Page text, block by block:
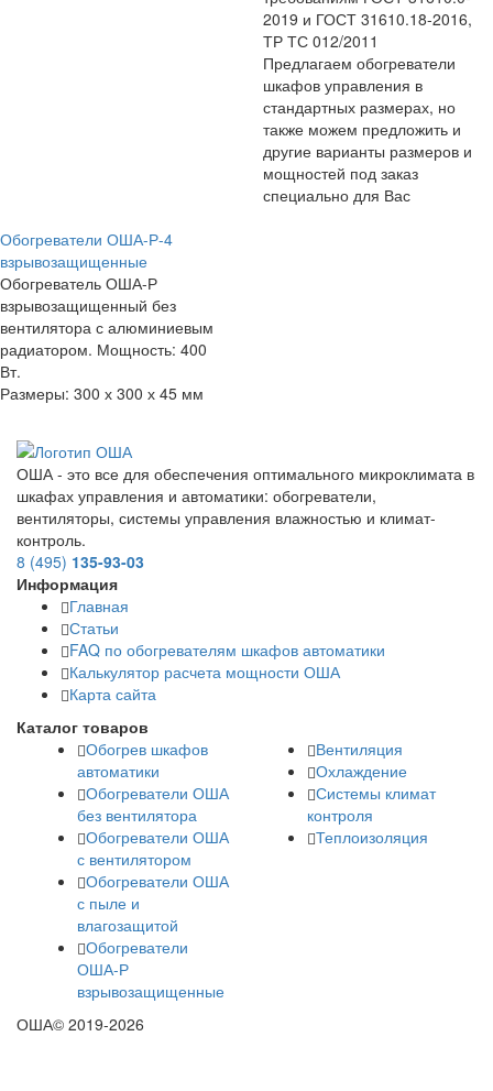
2019 и ГОСТ 31610.18-2016,
ТР ТС 012/2011
Предлагаем обогреватели
шкафов управления в
стандартных размерах, но
также можем предложить и
другие варианты размеров и
мощностей под заказ
специально для Вас
Обогреватели ОША-Р-4
взрывозащищенные
Обогреватель ОША-Р
взрывозащищенный без
вентилятора с алюминиевым
радиатором. Мощность: 400
Вт.
Размеры: 300 х 300 х 45 мм
ОША - это все для обеспечения оптимального микроклимата в
шкафах управления и автоматики: обогреватели,
вентиляторы, системы управления влажностью и климат-
контроль.
8 (495) 135-93-03
Информация
Главная
Статьи
FAQ по обогревателям шкафов автоматики
Калькулятор расчета мощности ОША
Карта сайта
Каталог товаров
Обогрев шкафов
автоматики
Обогреватели ОША
без вентилятора
Обогреватели ОША
с вентилятором
Обогреватели ОША
с пыле и
влагозащитой
Обогреватели
ОША-Р
взрывозащищенные
Вентиляция
Охлаждение
Системы климат
контроля
Теплоизоляция
ОША© 2019-2026